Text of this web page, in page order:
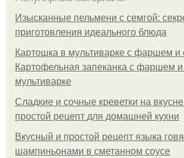
Изысканные пельмени с семгой:
приготовления идеального блюда
Картошка в мультиварке с фаршем и
Картофельная запеканка с фаршем и
мультиварке
Сладкие и сочные креветки на
простой рецепт для домашней кухни
Вкусный и простой рецепт языка
шампиньонами в сметанном соусе